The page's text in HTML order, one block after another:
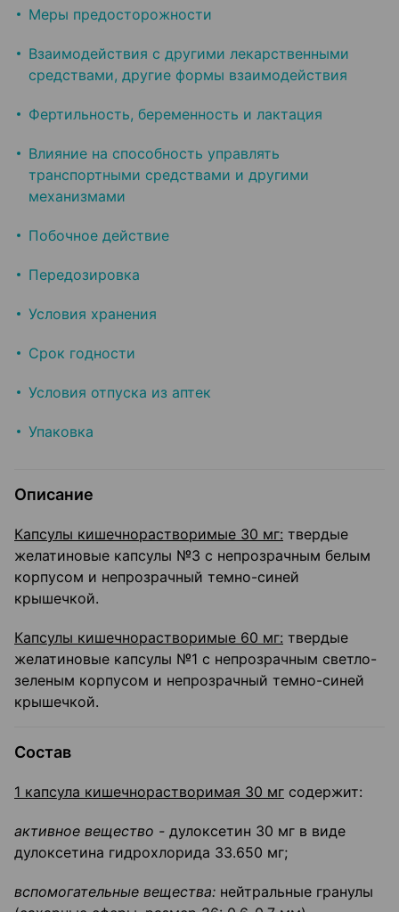
Меры предосторожности
Взаимодействия с другими лекарственными
средствами, другие формы взаимодействия
Фертильность, беременность и лактация
Влияние на способность управлять
транспортными средствами и другими
механизмами
Побочное действие
Передозировка
Условия хранения
Срок годности
Условия отпуска из аптек
Упаковка
Описание
Капсулы кишечнорастворимые 30 мг: твердые
желатиновые капсулы №3 с непрозрачным белым
корпусом и непрозрачный темно-синей
крышечкой.
Капсулы кишечнорастворимые 60 мг: твердые
желатиновые капсулы №1 с непрозрачным светло-
зеленым корпусом и непрозрачный темно-синей
крышечкой.
Состав
1 капсула кишечнорастворимая 30 мг содержит:
активное вещество - дулоксетин 30 мг в виде
дулоксетина гидрохлорида 33.650 мг;
вспомогательные вещества: нейтральные гранулы